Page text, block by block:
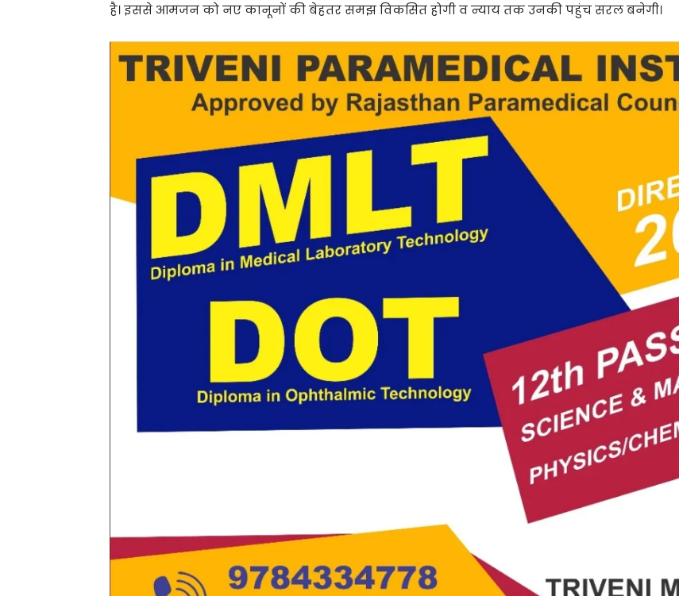
है। इससे आमजन को नए कानूनों की बेहतर समझ विकसित होगी व न्याय तक उनकी पहुंच सरल बनेगी।